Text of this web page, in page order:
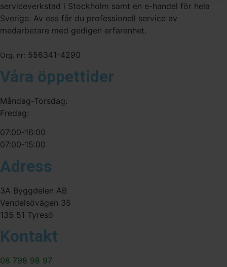
serviceverkstad i Stockholm samt en e-handel för hela
Sverige. Av oss får du professionell service av
medarbetare med gedigen erfarenhet.
Org. nr: 556341-4290
Våra öppettider
Måndag-Torsdag:
Fredag:
07:00-16:00
07:00-15:00
Adress
3A Byggdelen AB
Vendelsövägen 35
135 51 Tyresö
Kontakt
08 798 98 97